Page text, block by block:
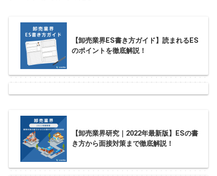
【卸売業界ES書き方ガイド】読まれるES
のポイントを徹底解説！
【卸売業界研究｜2022年最新版】ESの書
き方から面接対策まで徹底解説！